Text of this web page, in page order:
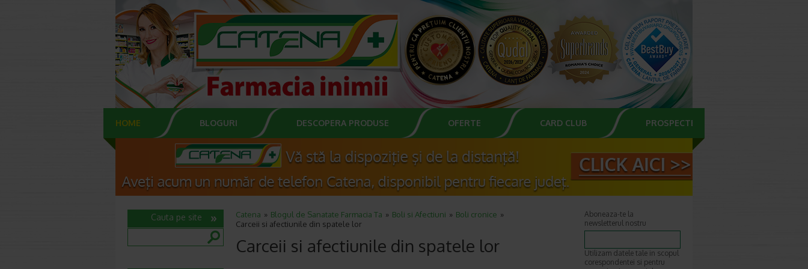
HOME BLOGURI DESCOPERA PRODUSE OFERTE CARD CLUB PROSPECTE
Catena Blogul de Sanatate Farmacia Ta Boli si Afectiuni
Boli cronice
Carceii si afectiunile din spatele lor
Carceii si afectiunile din spatele lor
Cauta pe site
Aboneaza-te la
newsletterul nostru
Utilizam datele tale in scopul
corespondentei si pentru